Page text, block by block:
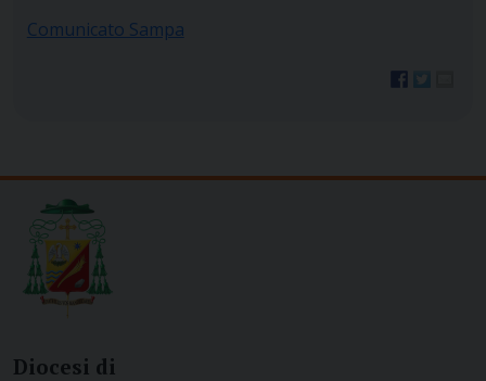
Comunicato Sampa
Diocesi di